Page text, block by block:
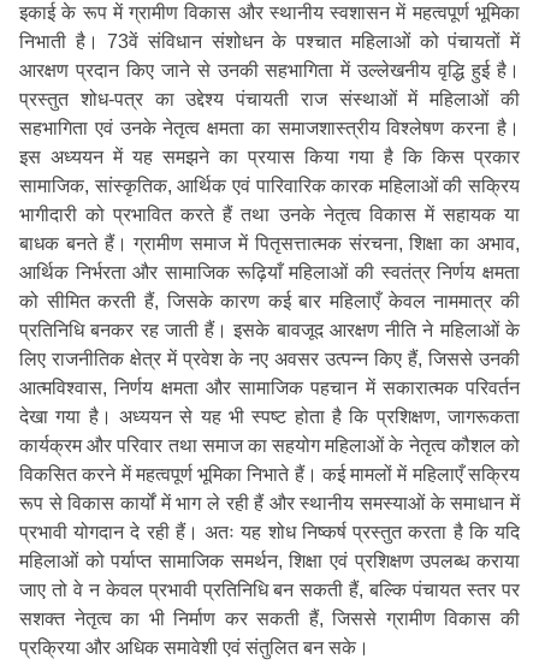
इकाई के रूप में ग्रामीण विकास और स्थानीय स्वशासन में महत्वपूर्ण भूमिका
निभाती है। 73वें संविधान संशोधन के पश्चात महिलाओं को पंचायतों में
आरक्षण प्रदान किए जाने से उनकी सहभागिता में उल्लेखनीय वृद्धि हुई है।
प्रस्तुत शोध-पत्र का उद्देश्य पंचायती राज संस्थाओं में महिलाओं की
सहभागिता एवं उनके नेतृत्व क्षमता का समाजशास्त्रीय विश्लेषण करना है।
इस अध्ययन में यह समझने का प्रयास किया गया है कि किस प्रकार
सामाजिक, सांस्कृतिक, आर्थिक एवं पारिवारिक कारक महिलाओं की सक्रिय
भागीदारी को प्रभावित करते हैं तथा उनके नेतृत्व विकास में सहायक या
बाधक बनते हैं। ग्रामीण समाज में पितृसत्तात्मक संरचना, शिक्षा का अभाव,
आर्थिक निर्भरता और सामाजिक रूढ़ियाँ महिलाओं की स्वतंत्र निर्णय क्षमता
को सीमित करती हैं, जिसके कारण कई बार महिलाएँ केवल नाममात्र की
प्रतिनिधि बनकर रह जाती हैं। इसके बावजूद आरक्षण नीति ने महिलाओं के
लिए राजनीतिक क्षेत्र में प्रवेश के नए अवसर उत्पन्न किए हैं, जिससे उनकी
आत्मविश्वास, निर्णय क्षमता और सामाजिक पहचान में सकारात्मक परिवर्तन
देखा गया है। अध्ययन से यह भी स्पष्ट होता है कि प्रशिक्षण, जागरूकता
कार्यक्रम और परिवार तथा समाज का सहयोग महिलाओं के नेतृत्व कौशल को
विकसित करने में महत्वपूर्ण भूमिका निभाते हैं। कई मामलों में महिलाएँ सक्रिय
रूप से विकास कार्यों में भाग ले रही हैं और स्थानीय समस्याओं के समाधान में
प्रभावी योगदान दे रही हैं। अतः यह शोध निष्कर्ष प्रस्तुत करता है कि यदि
महिलाओं को पर्याप्त सामाजिक समर्थन, शिक्षा एवं प्रशिक्षण उपलब्ध कराया
जाए तो वे न केवल प्रभावी प्रतिनिधि बन सकती हैं, बल्कि पंचायत स्तर पर
सशक्त नेतृत्व का भी निर्माण कर सकती हैं, जिससे ग्रामीण विकास की
प्रक्रिया और अधिक समावेशी एवं संतुलित बन सके।